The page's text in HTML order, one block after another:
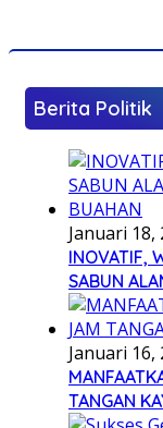
Berita Politik
Januari 18,
INOVATIF,
SABUN
Januari 16,
TANGAN